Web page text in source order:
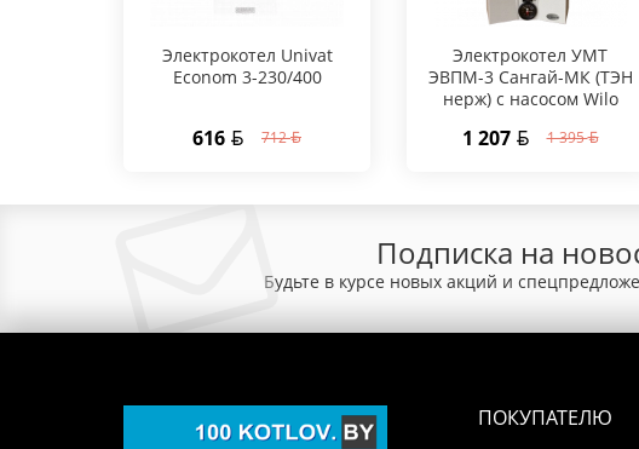
Электрокотел Univat
Econom 3-230/400
616 712
Электрокотел УМТ
ЭВПМ-3 Сангай-МК (ТЭН
нерж) с насосом Wilo
1 207 1 395
Подписка на
Будьте в курсе новых акций и
ПОКУПАТЕЛЮ